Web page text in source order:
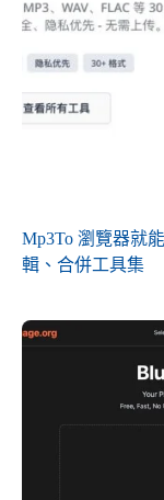
Mp3To 瀏覽器就
輯、合併工具集